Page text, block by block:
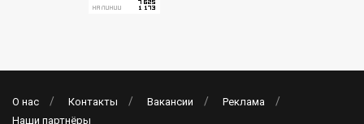
О нас Контакты Вакансии
Реклама
Наши партнёры